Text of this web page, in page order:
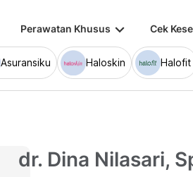
Perawatan Khusus keyboard_arrow_down Cek
Asuransiku Haloskin Halofit
dr. Dina Nilasari,